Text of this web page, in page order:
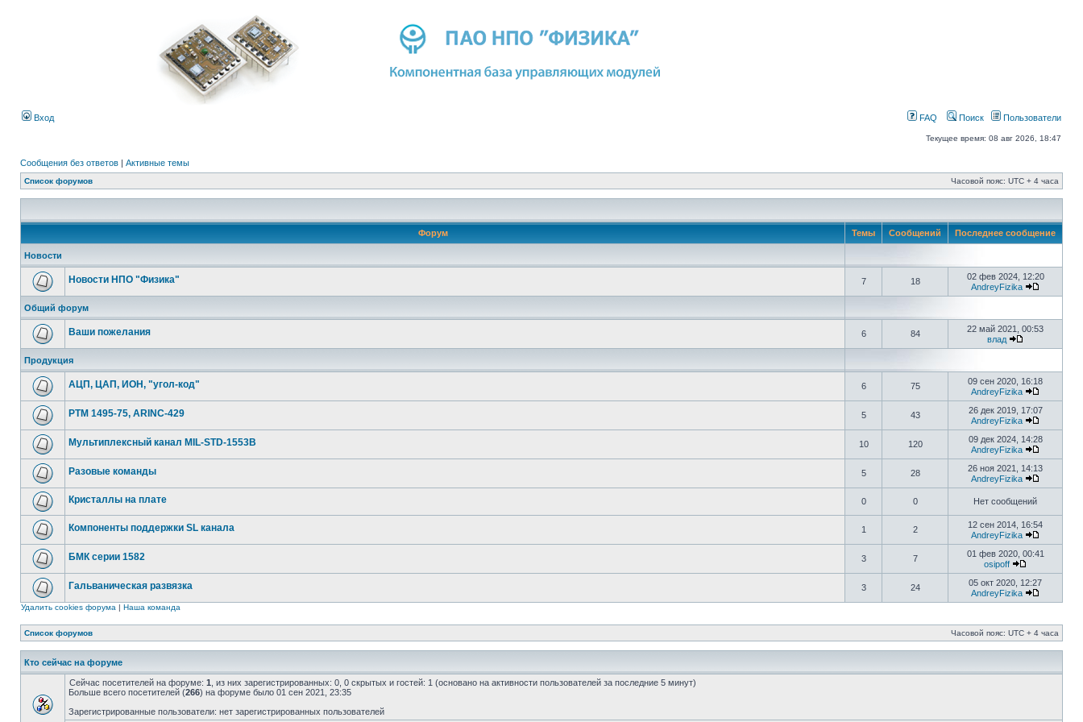
Вход FAQ Поиск Пользователи
Текущее время: 08 авг 2026, 18:47
Сообщения без ответов | Активные темы
Список форумов Часовой пояс: UTC + 4 часа
Форум Темы Сообщений Последнее сообщение
Новости
Новости НПО "Физика" 7 18
02 фев 2024, 12:20
AndreyFizika
Общий форум
Ваши пожелания 6 84
22 май 2021, 00:53
влад
Продукция
АЦП, ЦАП, ИОН, "угол-код" 6 75
09 сен 2020, 16:18
AndreyFizika
РТМ 1495-75, ARINC-429 5 43
26 дек 2019, 17:07
AndreyFizika
Мультиплексный канал MIL-STD-1553B 10 120
09 дек 2024, 14:28
AndreyFizika
Разовые команды 5 28
26 ноя 2021, 14:13
AndreyFizika
Кристаллы на плате 0 0 Нет сообщений
Компоненты поддержки SL канала 1 2
12 сен 2014, 16:54
AndreyFizika
БМК серии 1582 3 7
01 фев 2020, 00:41
osipoff
Гальваническая развязка 3 24
05 окт 2020, 12:27
AndreyFizika
Удалить cookies форума | Наша команда
Список форумов Часовой пояс: UTC + 4 часа
Кто сейчас на форуме
Сейчас посетителей на форуме: 1 , из них зарегистрированных: 0, 0 скрытых и гостей: 1 (основано на активности пользователей за последние 5 минут)
Больше всего посетителей (266) на форуме было 01 сен 2021, 23:35
Зарегистрированные пользователи: нет зарегистрированных пользователей